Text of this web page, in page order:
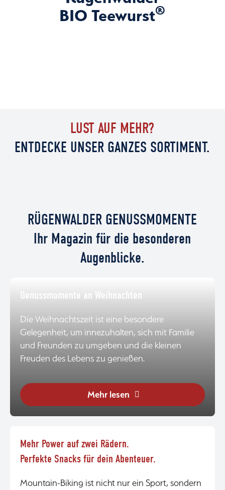
BIO Teewurst®
Zu den Snacks
Zu den Klassikern
LUST AUF MEHR?
ENTDECKE UNSER GANZES SORTIMENT.
RÜGENWALDER GENUSSMOMENTE
Ihr Magazin für die besonderen
Augenblicke.
Mehr Power auf zwei Rädern.
Perfekte Snacks für dein Abenteuer.
Mountain-Biking ist nicht nur ein Sport, sondern
Genussmomente an Weihnachten
Die Weihnachtszeit ist eine besondere
Gelegenheit, um innezuhalten, sich mit Familie
und Freunden zu umgeben und die kleinen
Freuden des Lebens zu genießen.
Mehr lesen